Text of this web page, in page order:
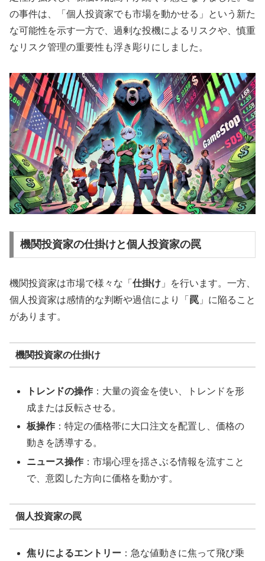
の事件は、「個人投資家でも市場を動かせる」という新た
な可能性を示す一方で、過剰な投機によるリスクや、慎重
なリスク管理の重要性も浮き彫りにしました。
機関投資家の仕掛けと個人投資家の罠
機関投資家は市場で様々な「 仕掛け 」を行います。一方、
個人投資家は感情的な判断や過信により「 罠 」に陥ること
があります。
機関投資家の仕掛け
トレンドの操作 ：大量の資金を使い、トレンドを形
成または反転させる。
板操作 ：特定の価格帯に大口注文を配置し、価格の
動きを誘導する。
ニュース操作 ：市場心理を揺さぶる情報を流すこと
で、意図した方向に価格を動かす。
個人投資家の罠
焦りによるエントリー ：急な値動きに焦って飛び乗